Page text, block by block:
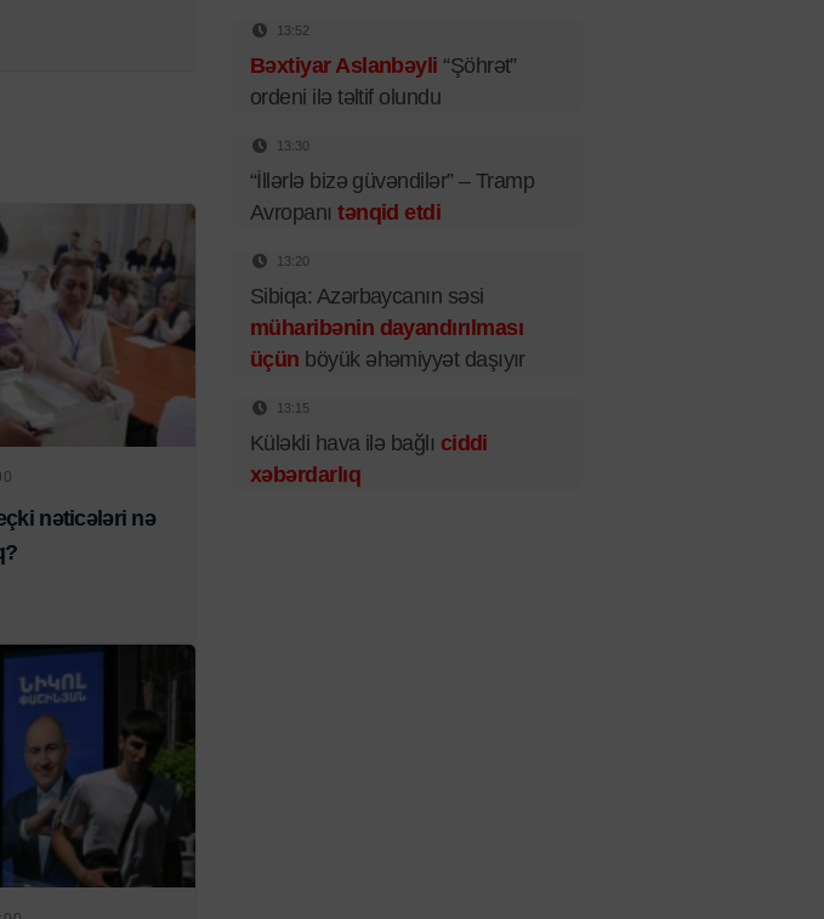
nəticələri nə
13:52
Bəxtiyar Aslanbəyli “Şöhrət”
ordeni ilə təltif olundu
13:30
“İllərlə bizə güvəndilər” – Tramp
Avropanıtənqid etdi
13:20
Sibiqa: Azərbaycanın səsi
müharibənin dayandırılması
üçün böyük əhəmiyyət daşıyır
13:15
Küləkli hava ilə bağlı ciddi
xəbərdarlıq